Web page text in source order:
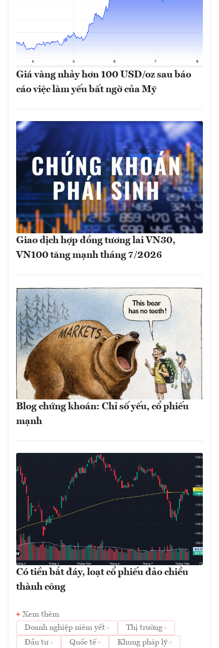
Giá vàng nhảy hơn 100 USD/oz sau báo
cáo việc làm yếu bất ngờ của Mỹ
Giao dịch hợp đồng tương lai VN30,
VN100 tăng mạnh tháng 7/2026
Blog chứng khoán: Chỉ số yếu, cổ phiếu
mạnh
Có tiền bắt đáy, loạt cổ phiếu đảo chiều
thành công
Xem thêm
Doanh nghiệp niêm yết
Thị trường
Đầu tư
Quốc tế Khung pháp lý